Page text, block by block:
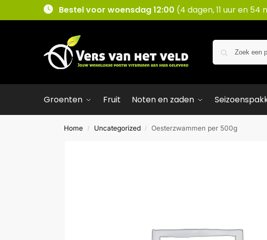
Bestel voor woensdag 12:00 (4 dagen, 11 uur en 54
Groenten Fruit Noten en zaden
Home / Uncategorized / Oesterzwammen per 500g